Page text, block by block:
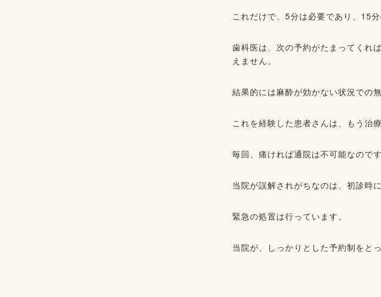
これだけで、5分は必要であり、15
歯科医は、次の予約がたまってくれ
えません。
結果的には麻酔が効かない状況での
これを経験した患者さんは、もう治
毎回、痛ければ通院は不可能なのです
当院が誤解されがちなのは、初診時
緊急の処置は行っています。
当院が、しっかりとした予約制をと